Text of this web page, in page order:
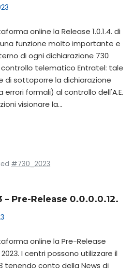
online la Release 1.0.1.4. di
una funzione molto importante e
di ogni dichiarazione 730
telematico Entratel: tale
di sottoporre la dichiarazione
errori formali) al controllo dell'A.E.
visionare la…
#730_2023
– Pre-Release 0.0.0.0.12.
online la Pre-Release
2023. I centri possono utilizzare il
tenendo conto della News di